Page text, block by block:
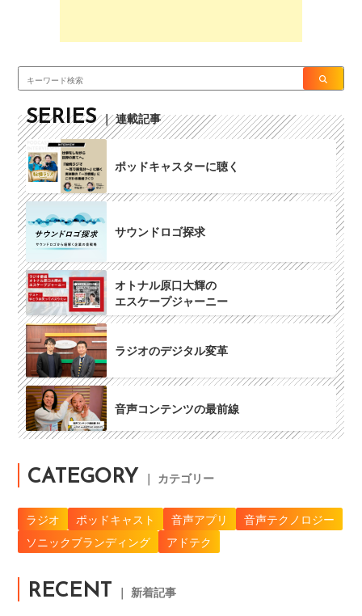
SERIES ｜ 連載記事
ポッドキャスターに聴く
サウンドロゴ探求
オトナル原口大輝の
エスケープジャーニー
ラジオのデジタル変革
音声コンテンツの最前線
CATEGORY ｜ カテゴリー
ラジオ ポッドキャスト 音声アプリ
音声テクノロジー
ソニックブランディング
アドテク
RECENT ｜ 新着記事